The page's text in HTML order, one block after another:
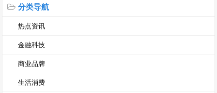
分类导航
热点资讯
金融科技
商业品牌
生活消费